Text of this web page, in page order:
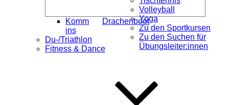
Komm
ins
Drachenboot
Du-/Triathlon
Fitness & Dance
Volleyball
Yoga
Zu den Sportkursen
Zu den Suchen für
Übungsleiter:innen